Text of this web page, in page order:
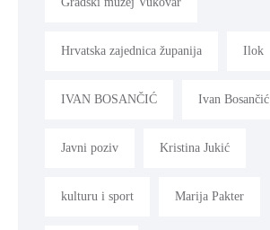
Hrvatska zajednica županija Ilok
IVAN BOSANČIĆ Ivan Bosančić
Javni poziv Kristina Jukić
kulturu i sport Marija Pakter